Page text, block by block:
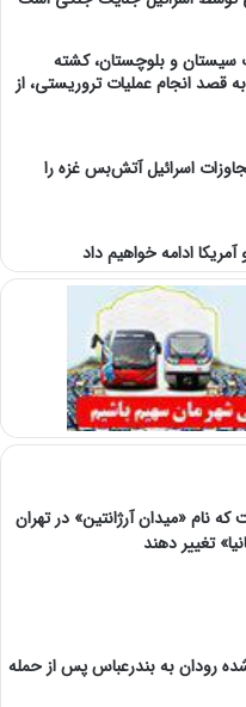
سیستان و بلوچستان، کشته
قصد انجام عملیات تروریستی، از
تجاوزات اسرائیل آتش‌بس غزه را
ادامه خواهیم داد
نام «میدان آرژانتین» در تهران
تغییر دهند
رودان به بندرعباس پس از حمله